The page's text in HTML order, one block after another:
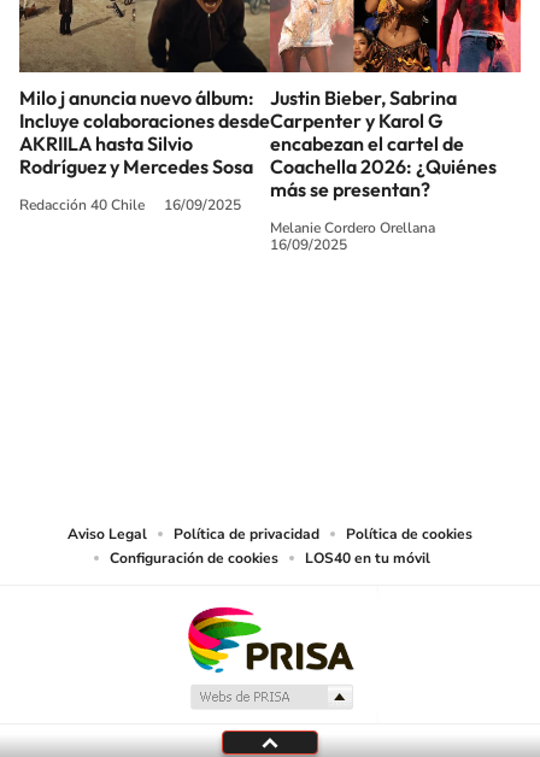
Milo j anuncia nuevo álbum:
Incluye colaboraciones desde
AKRIILA hasta Silvio
Rodríguez y Mercedes Sosa
Redacción 40 Chile 16/09/2025
Justin Bieber, Sabrina
Carpenter y Karol G
encabezan el cartel de
Coachella 2026: ¿Quiénes
más se presentan?
Melanie Cordero Orellana
16/09/2025
Aviso Legal Política de privacidad
Política de cookies
Configuración de cookies
LOS40 en tu móvil